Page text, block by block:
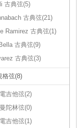
古典弦(5)
古典弦(21)
Ramirez 古典弦(1)
古典弦(9)
古典弦(3)
格弦(8)
吉他弦(2)
陀林弦(0)
吉他弦(1)